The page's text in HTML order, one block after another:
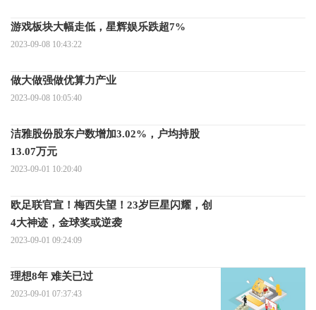
游戏板块大幅走低，星辉娱乐跌超7%
2023-09-08 10:43:22
做大做强做优算力产业
2023-09-08 10:05:40
洁雅股份股东户数增加3.02%，户均持股
13.07万元
2023-09-01 10:20:40
欧足联官宣！梅西失望！23岁巨星闪耀，创
4大神迹，金球奖或逆袭
2023-09-01 09:24:09
理想8年 难关已过
2023-09-01 07:37:43